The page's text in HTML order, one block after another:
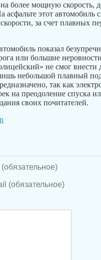
более мощную скорость,
асфальте этот автомобиль
за счет плавных
показал
или большие
не смог внести
небольшой плавный
так как
на преодоление спуска
своих почитателей.
(обязательное)